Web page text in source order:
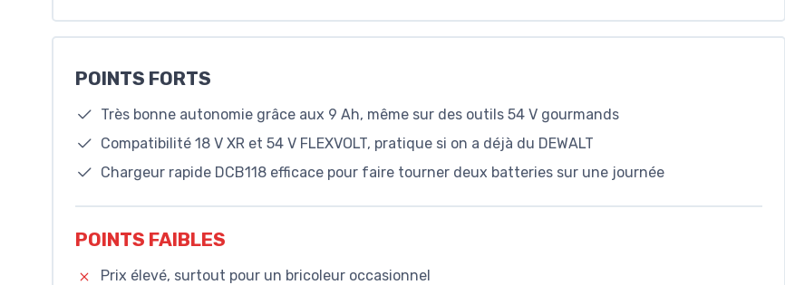
POINTS FORTS
Très bonne autonomie grâce aux 9 Ah, même sur des outils 54 V gourmands
Compatibilité 18 V XR et 54 V FLEXVOLT, pratique si on a déjà du DEWALT
Chargeur rapide DCB118 efficace pour faire tourner deux batteries sur une journée
POINTS FAIBLES
Prix élevé, surtout pour un bricoleur occasionnel